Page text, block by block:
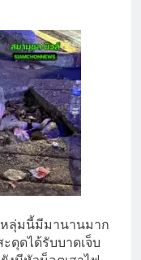
ลุ่มนี้มีมานานมาก
ดุดได้รับบาดเจ็บ